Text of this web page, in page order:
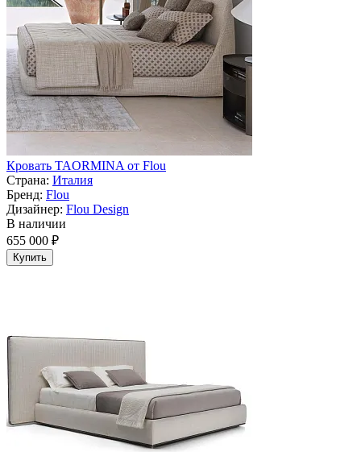
Кровать TAORMINA от Flou
Страна: Италия
Бренд: Flou
Дизайнер: Flou Design
В наличии
655 000 ₽
Купить